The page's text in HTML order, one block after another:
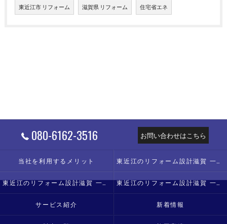
東近江市 リフォーム 滋賀県 リフォーム 住宅省エネ
080-6162-3516 お問い合わせはこちら
当社を利用するメリット
東近江のリフォーム設計滋賀 一級建築士事務所の評判 東近江のリフォーム設計滋賀 一級建築士事務所のお客様の声
サービス紹介 新着情報